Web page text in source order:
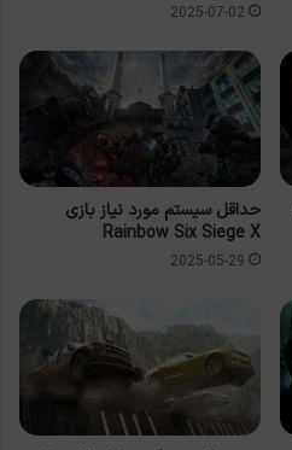
2025-07-02
حداقل سیستم مورد نیاز بازی
Rainbow Six Siege X
2025-05-29